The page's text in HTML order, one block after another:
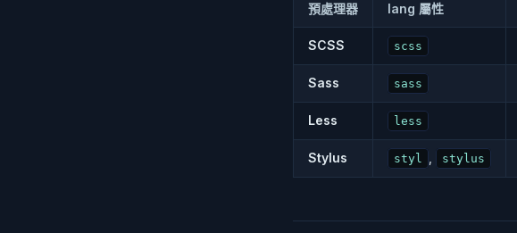
預處理器 lang 屬性
SCSS scss
Sass sass
Less less
Stylus styl stylus